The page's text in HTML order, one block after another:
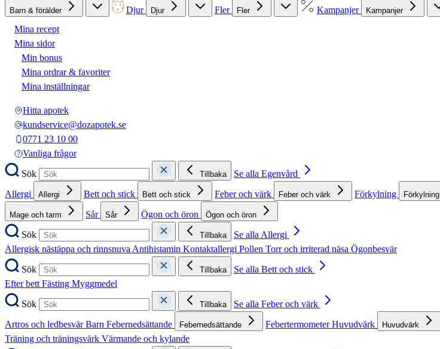
Barn & förälder Djur Djur Fler Fler Kampanjer Kampanjer
Mina recept
Mina sidor
Min bonus
Mina ordrar & favoriter
Mina inställningar
Hitta apotek
kundservice@dozapotek.se
0771 23 10 00
Vanliga frågor
Sök
Tillbaka
Se alla Egenvård
Allergi
Allergi Bett och stick Bett och stick Feber och värk Feber och värk Förkylning Förkylning
Mage och tarm Sår Sår Ögon och öron Ögon och öron
Sök Tillbaka
Se alla Allergi
Allergisk nästäppa och rinnsnuva Antihistamin Kontaktallergi Pollen Torr och irriterad näsa Ögonbesvär
Sök
Tillbaka
Se alla Bett och stick
Efter bett Fästing Myggmedel
Sök
Tillbaka
Se alla Feber och värk
Artros och ledbesvärBarn Febernedsättande Febernedsättande FebertermometerHuvudvärk Huvudvärk
Träning och träningsvärk Värmande och kylande